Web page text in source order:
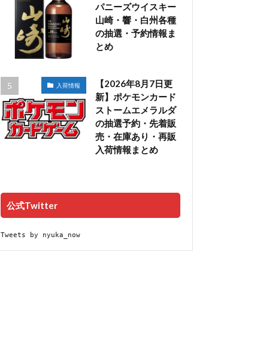
パニーズウイスキー
山崎・響・白州各種
の抽選・予約情報ま
とめ
入荷情報
【2026年8月7日更
新】ポケモンカード
ストームエメラルダ
の抽選予約・先着販
売・在庫あり・再販
入荷情報まとめ
公式Twitter
Tweets by nyuka_now